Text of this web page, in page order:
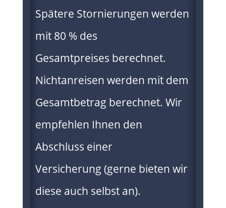
Spätere Stornierungen werden
mit 80 % des
Gesamtpreises berechnet.
Nichtanreisen werden mit dem
Gesamtbetrag berechnet. Wir
empfehlen Ihnen den
Abschluss einer
Versicherung (gerne bieten wir
diese auch selbst an).